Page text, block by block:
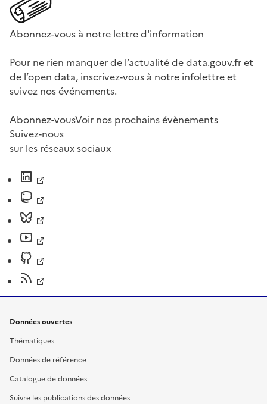
Abonnez-vous à notre lettre d'information
Pour ne rien manquer de l’actualité de data.gouv.fr et
de l’open data, inscrivez-vous à notre infolettre et
suivez nos événements.
Abonnez-vousVoir nos prochains évènements
Suivez-nous
sur les réseaux sociaux
Données ouvertes
Thématiques
Données de référence
Catalogue de données
Suivre les publications des données